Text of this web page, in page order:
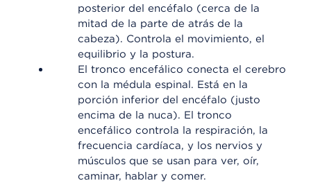
posterior del encéfalo (cerca de la
mitad de la parte de atrás de la
cabeza). Controla el movimiento, el
equilibrio y la postura.
El tronco encefálico conecta el cerebro
con la médula espinal. Está en la
porción inferior del encéfalo (justo
encima de la nuca). El tronco
encefálico controla la respiración, la
frecuencia cardíaca, y los nervios y
músculos que se usan para ver, oír,
caminar, hablar y comer.